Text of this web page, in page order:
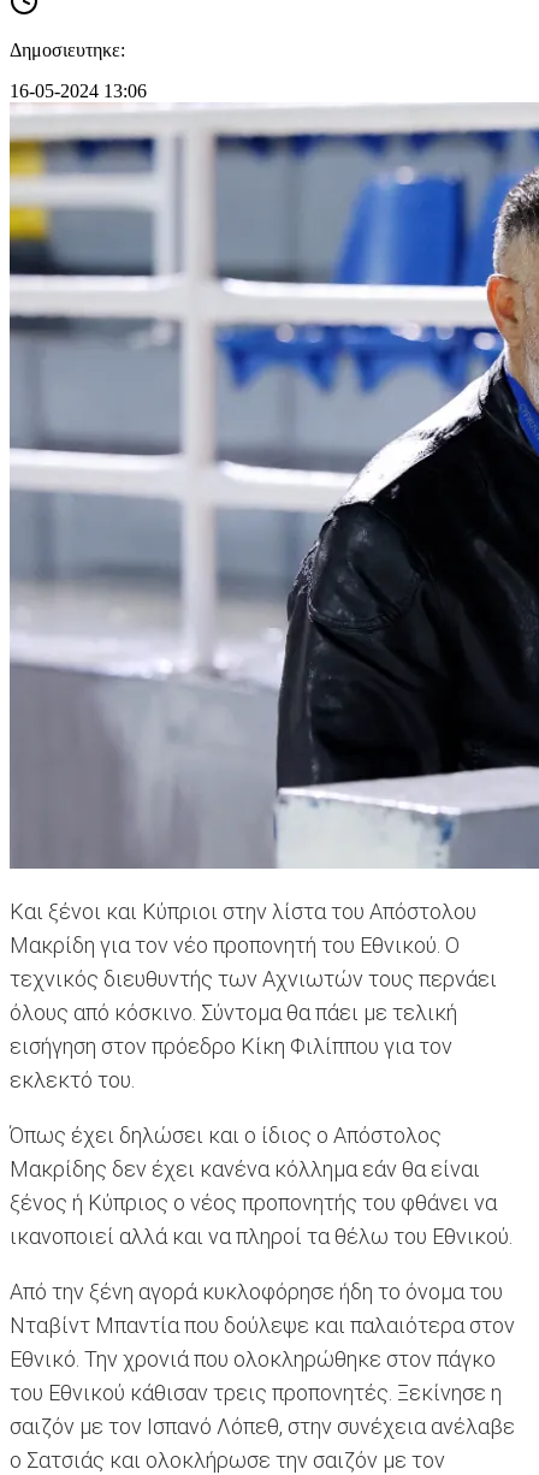
Δημοσιευτηκε:
16-05-2024 13:06
Και ξένοι και Κύπριοι στην λίστα του Απόστολου
Μακρίδη για τον νέο προπονητή του Εθνικού. Ο
τεχνικός διευθυντής των Αχνιωτών τους περνάει
όλους από κόσκινο. Σύντομα θα πάει με τελική
εισήγηση στον πρόεδρο Κίκη Φιλίππου για τον
εκλεκτό του.
Όπως έχει δηλώσει και ο ίδιος ο Απόστολος
Μακρίδης δεν έχει κανένα κόλλημα εάν θα είναι
ξένος ή Κύπριος ο νέος προπονητής του φθάνει να
ικανοποιεί αλλά και να πληροί τα θέλω του Εθνικού.
Από την ξένη αγορά κυκλοφόρησε ήδη το όνομα του
Νταβίντ Μπαντία που δούλεψε και παλαιότερα στον
Εθνικό. Την χρονιά που ολοκληρώθηκε στον πάγκο
του Εθνικού κάθισαν τρεις προπονητές. Ξεκίνησε η
σαιζόν με τον Ισπανό Λόπεθ, στην συνέχεια ανέλαβε
ο Σατσιάς και ολοκλήρωσε την σαιζόν με τον